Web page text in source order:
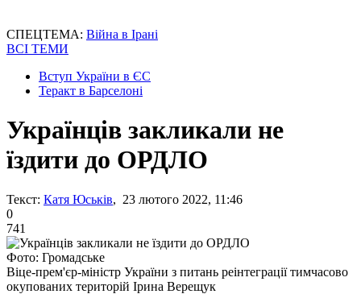
СПЕЦТЕМА: Війна в Ірані
ВСІ ТЕМИ
Вступ України в ЄС
Теракт в Барселоні
Українців закликали не
їздити до ОРДЛО
Текст: Катя Юськів, 23 лютого 2022, 11:46
0
741
Фото: Громадське
Віце-прем'єр-міністр України з питань реінтеграції тимчасово
окупованих територій Ірина Верещук